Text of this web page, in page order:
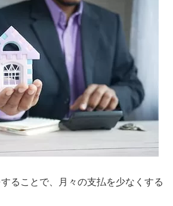
ることで、月々の支払を少なくする